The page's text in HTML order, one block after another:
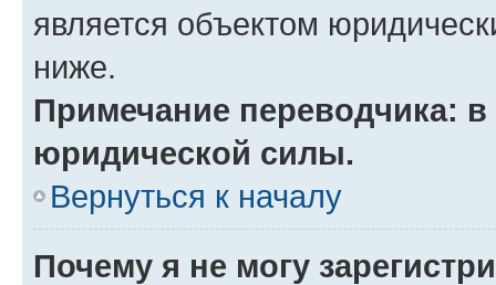
является объектом
ниже.
Примечание переводчика:
юридической силы.
Вернуться к началу
Почему я не могу